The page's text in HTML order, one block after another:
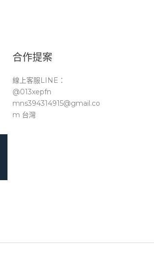
合作提案
線上客服LINE：
@013xepfn
mns394314915@gmail.co
m 台灣